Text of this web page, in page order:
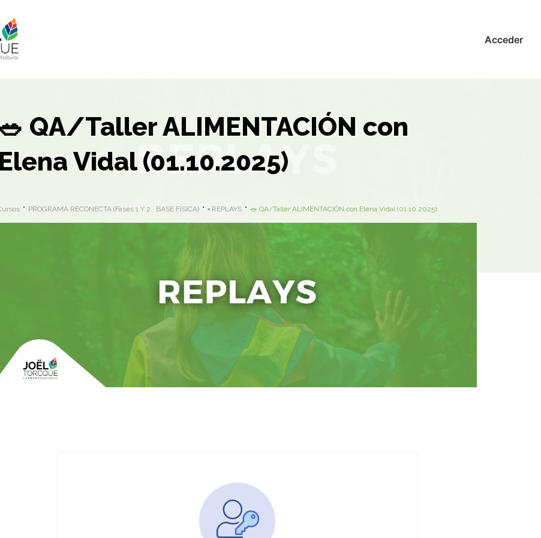
Acceder
QA/Taller ALIMENTACIÓN con
Elena Vidal (01.10.2025)
PROGRAMA RECONECTA (Fases 1 Y 2 · BASE FÍSICA) ▪️ REPLAYS 🥗 QA/Taller ALIMENTACIÓN con Elena Vidal (01.10.2025)